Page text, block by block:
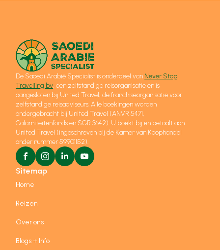
De Saoedi Arabië Specialist is onderdeel van Never Stop
Travelling bv, een zelfstandige reisorganisatie en is
aangesloten bij United Travel; de franchiseorganisatie voor
zelfstandige reisadviseurs. Alle boekingen worden
ondergebracht bij United Travel (ANVR 5471,
Calamiteitenfonds en SGR 3642). U boekt bij en betaalt aan
United Travel (ingeschreven bij de Kamer van Koophandel
onder nummer 59901152).
Sitemap
Home
Reizen
Over ons
Blogs + Info